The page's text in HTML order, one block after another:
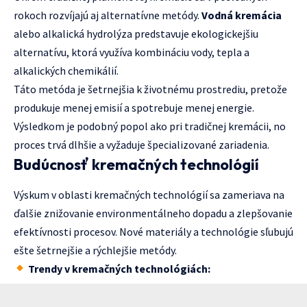
rokoch rozvíjajú aj alternatívne metódy. Vodná kremácia
alebo alkalická hydrolýza predstavuje ekologickejšiu
alternatívu, ktorá využíva kombináciu vody, tepla a
alkalických chemikálií.
Táto metóda je šetrnejšia k životnému prostrediu, pretože
produkuje menej emisií a spotrebuje menej energie.
Výsledkom je podobný popol ako pri tradičnej kremácii, no
proces trvá dlhšie a vyžaduje špecializované zariadenia.
Budúcnosť kremačných technológií
Výskum v oblasti kremačných technológií sa zameriava na
ďalšie znižovanie environmentálneho dopadu a zlepšovanie
efektívnosti procesov. Nové materiály a technológie sľubujú
ešte šetrnejšie a rýchlejšie metódy.
Trendy v kremačných technológiách: